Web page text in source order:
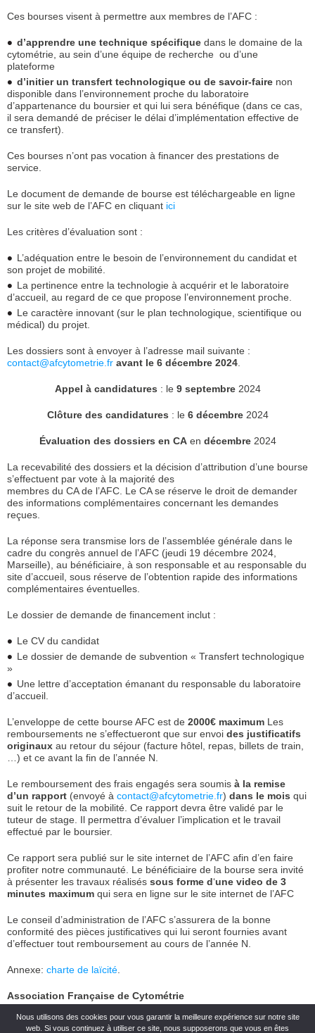
Ces bourses visent à permettre aux membres de l’AFC :
d’apprendre une technique spécifique dans le domaine de la
cytométrie, au sein d’une équipe de recherche ou d’une
plateforme
d’initierun transfert technologique ou de savoir-faire non
disponible dans l’environnement proche du laboratoire
d’appartenance du boursier et qui lui sera bénéfique (dans ce cas,
il sera demandé de préciser le délai d’implémentation effective de
ce transfert).
Ces bourses n’ont pas vocation à financer des prestations de
service.
Le document de demande de bourse est téléchargeable en ligne
sur le site web de l’AFC en cliquant ici
Les critères d’évaluation sont :
L’adéquation entre le besoin de l’environnement du candidat et
son projet de mobilité.
La pertinence entre la technologie à acquérir et le laboratoire
d’accueil, au regard de ce que propose l’environnement proche.
Le caractère innovant (sur le plan technologique, scientifique ou
médical) du projet.
Les dossiers sont à envoyer à l’adresse mail suivante :
contact@afcytometrie.fr avant le 6 décembre 2024.
Appel à candidatures : le 9 septembre2024
Clôture des candidatures : le 6 décembre2024
Évaluation des dossiers en CAen décembre 2024
La recevabilité des dossiers et la décision d’attribution d’une bourse
s’effectuent par vote à la majorité des
membres du CA de l’AFC. Le CA se réserve le droit de demander
des informations complémentaires concernant les demandes
reçues.
La réponse sera transmise lors de l’assemblée générale dans le
cadre du congrès annuel de l’AFC (jeudi 19 décembre 2024,
Marseille), au bénéficiaire, à son responsable et au responsable du
site d’accueil, sous réserve de l’obtention rapide des informations
complémentaires éventuelles.
Le dossier de demande de financement inclut :
Le CV du candidat
Le dossier de demande de subvention « Transfert technologique
»
Une lettre d’acceptation émanant du responsable du laboratoire
d’accueil.
L’enveloppe de cette bourse AFC est de 2000€ maximum Les
remboursements ne s’effectueront que sur envoi des justificatifs
originaux au retour du séjour (facture hôtel, repas, billets de train,
…) et ce avant la fin de l’année N.
Le remboursement des frais engagés sera soumis à la remise
d’un rapport (envoyé à contact@afcytometrie.fr) dans le mois qui
suit le retour de la mobilité. Ce rapport devra être validé par le
tuteur de stage. Il permettra d’évaluer l’implication et le travail
effectué par le boursier.
Ce rapport sera publié sur le site internet de l’AFC afin d’en faire
profiter notre communauté. Le bénéficiaire de la bourse sera invité
à présenter les travaux réalisés sous forme d‘une video de 3
minutes maximum qui sera en ligne sur le site internet de l’AFC
Le conseil d’administration de l’AFC s’assurera de la bonne
conformité des pièces justificatives qui lui seront fournies avant
d’effectuer tout remboursement au cours de l’année N.
Annexe: charte de laïcité.
Association Française de Cytométrie
Association loi 1901 – N° SIRET : 399 911 031 00041 – Code APE :
7219Z
Nous utilisons des cookies pour vous garantir la meilleure expérience sur notre site
web. Si vous continuez à utiliser ce site, nous supposerons que vous en êtes